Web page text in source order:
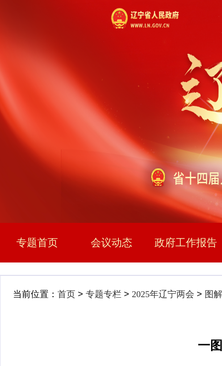
专题首页 会议动态 政府工作报告
当前位置： 首页 > 专题专栏 > 2025年辽宁两会 > 图
一